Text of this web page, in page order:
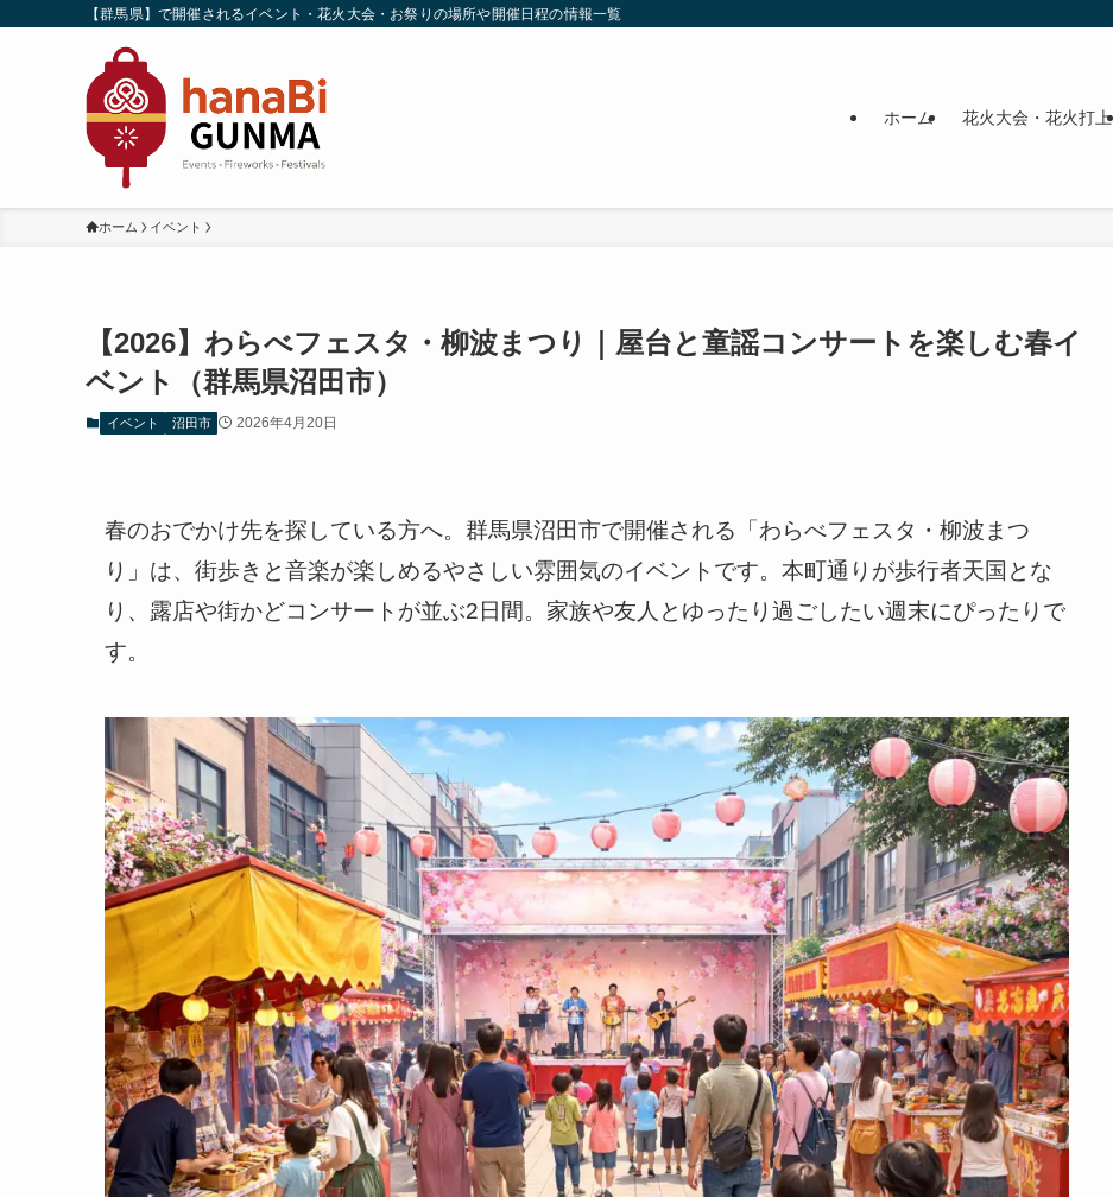
【群馬県】で開催されるイベント・花火大会・お祭りの場所や開催日程の情報一覧
ホーム 花火大会・花火打上
ホーム イベント
【2026】わらべフェスタ・柳波まつり｜屋台と童謡コンサートを楽しむ春イ
ベント（群馬県沼田市）
イベント 沼田市 2026年4月20日
春のおでかけ先を探している方へ。群馬県沼田市で開催される「わらべフェスタ・柳波まつ
り」は、街歩きと音楽が楽しめるやさしい雰囲気のイベントです。本町通りが歩行者天国とな
り、露店や街かどコンサートが並ぶ2日間。家族や友人とゆったり過ごしたい週末にぴったりで
す。